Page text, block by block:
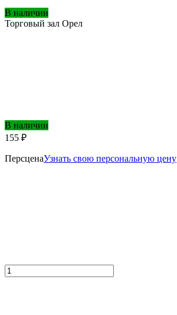
В наличии
Торговый зал Орел
В наличии
155 ₽
ПерсценаУзнать свою персональную цену